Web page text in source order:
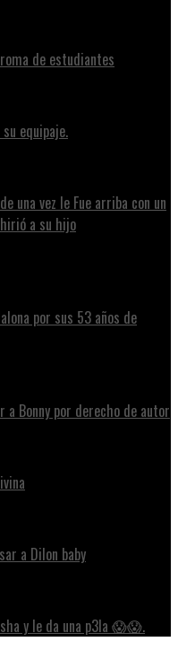
de estudiantes
equipaje.
una vez le Fue arriba con un
a su hijo
por sus 53 años de
a Bonny por derecho de autor
a Dilon baby
y le da una p3la 😱😱.